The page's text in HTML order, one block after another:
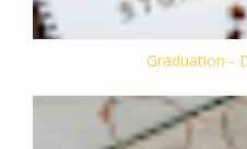
Graduation -